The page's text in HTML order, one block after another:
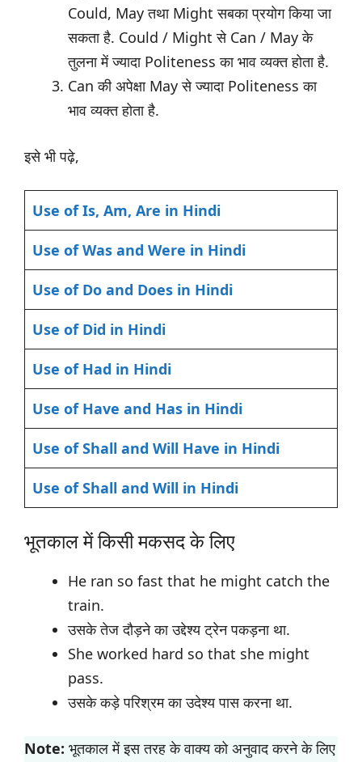
Could, May तथा Might सबका प्रयोग किया जा
सकता है. Could / Might से Can / May के
तुलना में ज्यादा Politeness का भाव व्यक्त होता है.
Can की अपेक्षा May से ज्यादा Politeness का
भाव व्यक्त होता है.
इसे भी पढ़े,
Use of Is, Am, Are in Hindi
Use of Was and Were in Hindi
Use of Do and Does in Hindi
Use of Did in Hindi
Use of Had in Hindi
Use of Have and Has in Hindi
Use of Shall and Will Have in Hindi
Use of Shall and Will in Hindi
भूतकाल में किसी मकसद के लिए
He ran so fast that he might catch the
train.
उसके तेज दौड़ने का उद्देश्य ट्रेन पकड़ना था.
She worked hard so that she might
pass.
उसके कड़े परिश्रम का उदेश्य पास करना था.
Note: भूतकाल में इस तरह के वाक्य को अनुवाद करने के लिए